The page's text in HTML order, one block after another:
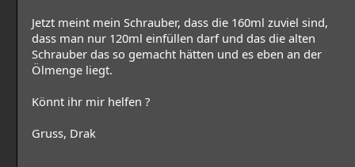
Jetzt meint mein Schrauber, dass die 160ml zuviel sind,
dass man nur 120ml einfüllen darf und das die alten
Schrauber das so gemacht hätten und es eben an der
Ölmenge liegt.
Könnt ihr mir helfen ?
Gruss, Drak